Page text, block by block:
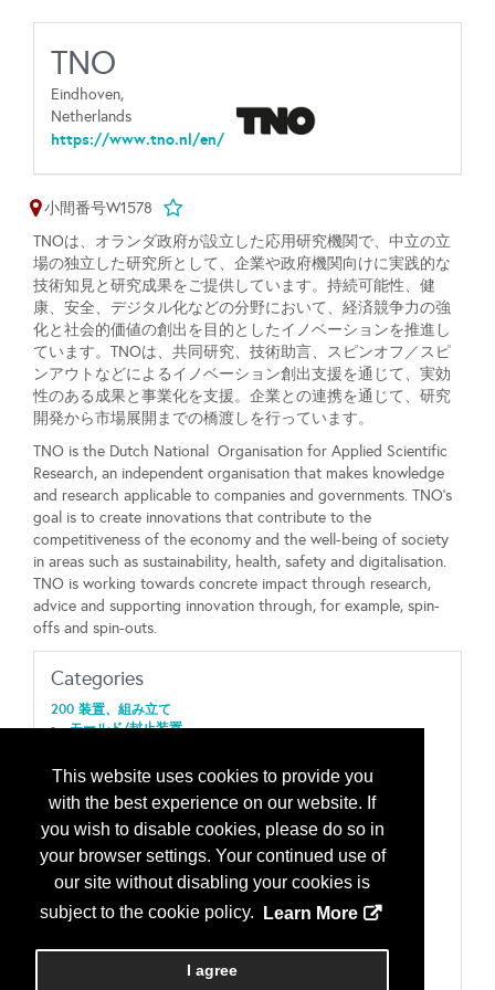
This website uses cookies to provide you
with the best experience on our website. If
you wish to disable cookies, please do so in
your browser settings. Your continued use of
our site without disabling your cookies is
subject to the cookie policy.
Learn More
I agree
TNO
Eindhoven,
Netherlands
https://www.tno.nl/en/
小間番号W1578
TNOは、オランダ政府が設立した応用研究機関で、中立の立
場の独立した研究所として、企業や政府機関向けに実践的な
技術知見と研究成果をご提供しています。持続可能性、健
康、安全、デジタル化などの分野において、経済競争力の強
化と社会的価値の創出を目的としたイノベーションを推進し
ています。TNOは、共同研究、技術助言、スピンオフ／スピ
ンアウトなどによるイノベーション創出支援を通じて、実効
性のある成果と事業化を支援。企業との連携を通じて、研究
開発から市場展開までの橋渡しを行っています。
TNO is the Dutch National Organisation for Applied Scientific
Research, an independent organisation that makes knowledge
and research applicable to companies and governments. TNO's
goal is to create innovations that contribute to the
competitiveness of the economy and the well-being of society
in areas such as sustainability, health, safety and digitalisation.
TNO is working towards concrete impact through research,
advice and supporting innovation through, for example, spin-
offs and spin-outs.
Categories
200 装置、組み立て
モールド/封止装置
熱検知/測定/分析
205 装置、ナノテクノロジー
装置/ナノテクノロジー機器
206 太陽光発電装置
薄膜
400 部品、パーツと付属品
センサ
教育訓練/研究機関（営利）/職業訓練
805 太陽光発電サービス